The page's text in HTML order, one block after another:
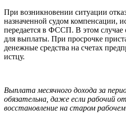
При возникновении ситуации
назначенной судом компенсации,
передается в ФССП. В этом случае
для выплаты. При просрочке
денежные средства на счетах
истцу.
Выплата месячного дохода за
обязательна, даже если рабочий
восстановление на старом